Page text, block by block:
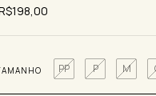
PP P M